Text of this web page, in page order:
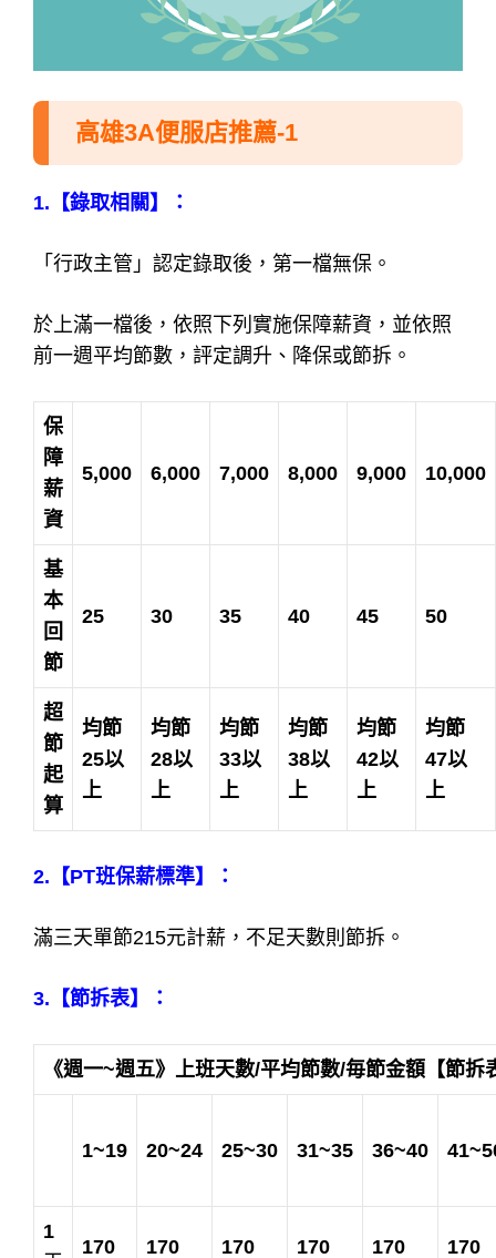
高雄3A便服店推薦-1
1.【錄取相關】：
「行政主管」認定錄取後，第一檔無保。
於上滿一檔後，依照下列實施保障薪資，並依照
前一週平均節數，評定調升、降保或節拆。
保
障
薪
資
5,000 6,000 7,000 8,000 9,000 10,000
基
本
回
節
25 30 35 40 45 50
超
節
起
算
均節
25以
上
均節
28以
上
均節
33以
上
均節
38以
上
均節
42以
上
均節
47以
上
2.【PT班保薪標準】：
滿三天單節215元計薪，不足天數則節拆。
3.【節拆表】：
《週一~週五》 上班天數/平均節數/毎節金額【節拆
1~19 20~24 25~30 31~35 36~40
1
170 170 170 170 170 170